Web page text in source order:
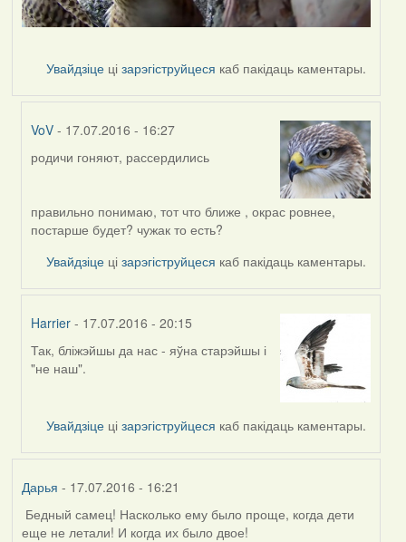
Увайдзіце цізарэгіструйцеся каб пакідаць каментары.
VoV - 17.07.2016 - 16:27
In
by
Дарья
родичи гоняют, рассердились
правильно понимаю, тот что ближе , окрас ровнее,
постарше будет? чужак то есть?
Увайдзіце цізарэгіструйцеся каб пакідаць каментары.
Harrier - 17.07.2016 - 20:15
In
reply
Дарья
Так, бліжэйшы да нас - яўна старэйшы і
"не наш".
Увайдзіце цізарэгіструйцеся каб пакідаць каментары.
Дарья - 17.07.2016 - 16:21
Бедный самец! Насколько ему было проще, когда дети
еще не летали! И когда их было двое!